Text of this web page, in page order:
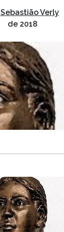
Sebastião Verly
de 2018